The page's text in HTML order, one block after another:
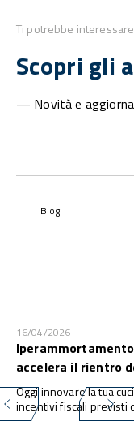
Ti potrebbe
Scopri gli
— Novità e
Blog
16/04/2026
accelera il rientro
Oggi innovare la tua
incentivi fiscali previsti
misura consente alle